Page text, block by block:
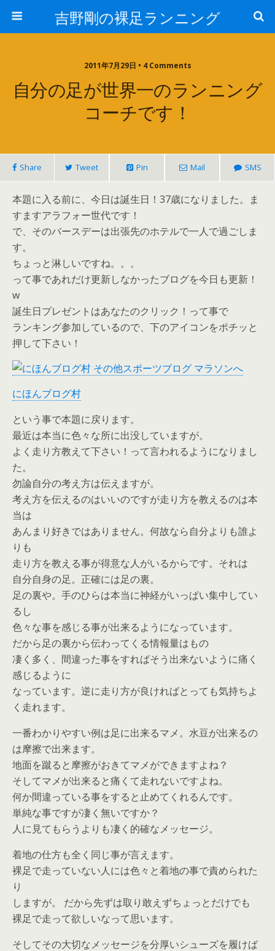
吉野剛の裸足ランニング
2011年7月29日 • 4 Comments
自分の足が世界一のランニング
コーチです！
Share Tweet Pin Mail SMS
本題に入る前に、今日は誕生日！37歳になりました。ま
すますアラフォー世代です！
で、そのバースデーは出張先のホテルで一人で過ごしま
す。
ちょっと淋しいですね。。。
って事であれだけ更新しなかったブログを今日も更新！
w
誕生日プレゼントはあなたのクリック！って事で
ランキング参加しているので、下のアイコンをポチッと
押して下さい！
にほんブログ村
という事で本題に戻ります。
最近は本当に色々な所に出没していますが。
よく走り方教えて下さい！って言われるようになりまし
た。
勿論自分の考え方は伝えますが。
考え方を伝えるのはいいのですが走り方を教えるのは本
当は
あんまり好きではありません。何故なら自分よりも誰よ
りも
走り方を教える事が得意な人がいるからです。それは
自分自身の足。正確には足の裏。
足の裏や。手のひらは本当に神経がいっぱい集中してい
るし
色々な事を感じる事が出来るようになっています。
だから足の裏から伝わってくる情報量はもの
凄く多く、間違った事をすればそう出来ないように痛く
感じるように
なっています。逆に走り方が良ければとっても気持ちよ
く走れます。
一番わかりやすい例は足に出来るマメ。水豆が出来るの
は摩擦で出来ます。
地面を蹴ると摩擦がおきてマメができますよね？
そしてマメが出来ると痛くて走れないですよね。
何か間違っている事をすると止めてくれるんです。
単純な事ですが凄く無いですか？
人に見てもらうよりも凄く的確なメッセージ。
着地の仕方も全く同じ事が言えます。
裸足で走っていない人には色々と着地の事で責められた
り
しますが。 だから先ずは取り敢えずちょっとだけでも
裸足で走って欲しいなって思います。
そしてその大切なメッセージを分厚いシューズを履けば